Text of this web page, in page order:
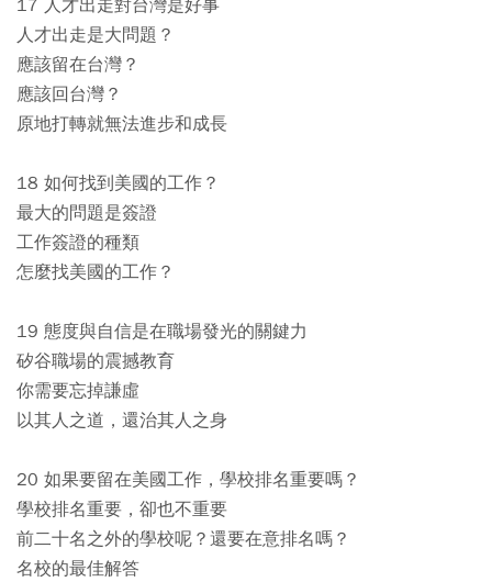
17 人才出走對台灣是好事
人才出走是大問題？
應該留在台灣？
應該回台灣？
原地打轉就無法進步和成長
18 如何找到美國的工作？
最大的問題是簽證
工作簽證的種類
怎麼找美國的工作？
19 態度與自信是在職場發光的關鍵力
矽谷職場的震撼教育
你需要忘掉謙虛
以其人之道，還治其人之身
20 如果要留在美國工作，學校排名重要嗎？
學校排名重要，卻也不重要
前二十名之外的學校呢？還要在意排名嗎？
名校的最佳解答